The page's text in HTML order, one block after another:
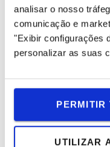
analisar o nosso
comunicação e
"Exibir configurações
personalizar as suas
PERMITIR
UTILIZAR
Excelente